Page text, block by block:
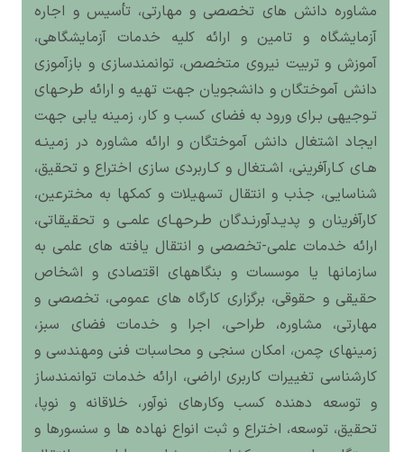
مشاوره دانش های تخصصی و مهارتی، تأسیس و اجاره
آزمایشگاه و تامین و ارائه کلیه خدمات آزمایشگاهی،
آموزش و تربیت نیروی متخصص، توانمندسازی و بازآموزی
دانش آموختگان و دانشجویان جهت تهیه و ارائه طرحهای
تـوجیهی بـرای ورود به فضای کسب و کار، زمینه یابی جهت
ایجاد اشتغال دانش آموختگان و ارائه مشاوره در زمینـه
هـای کـارآفرینی، اشـتغال و کـاربردی سازی اختراع و تحقیق،
شناسایی، جذب و انتقال تسهیلات و کمکها به مخترعین،
کارآفرینان و پدیـدآورنـدگان طـرحهـای علمـی و تحقیقاتی،
ارائه خدمات علمی-تخصصی و انتقال یافته های علمی به
سازمانها یا موسسات و بنگاههای اقتصادی و اشخاص
حقیقی و حقوقی، برگزاری کارگاه های عمومی، تخصصی و
مهارتی، مشاوره، طراحی، اجرا و خدمات فضای سبز،
زمینهای چمن، امکان سنجی و محاسبات فنی ومهندسی و
کارشناسی تغییرات کاربری اراضی، ارائه خدمات توانمندساز
و توسعه دهنده کسب وکارهای نوآور، خلاقانه و نوپا،
تحقیق، توسعه، اختراع و ثبت انواع نهاده ها و سنسورها و